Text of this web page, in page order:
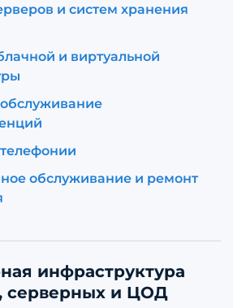
и систем хранения
и виртуальной
обслуживание и ремонт
инфраструктура
серверных и ЦОД